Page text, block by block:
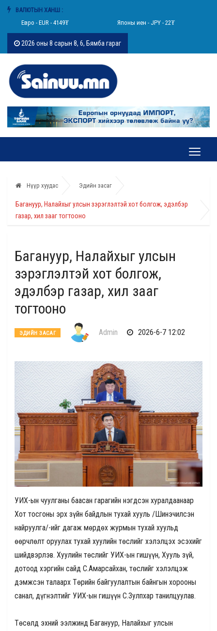
ВАЛЮТЫН ХАНШ :
Евро - EUR - 4149₮
Японы иен - JPY - 22₮
2026 оны 8 сарын 8, 6, Бямба гараг
Нүүр хуудас Эдийн засаг
Багануур, Налайхыг улсын зэрэглэлтэй хот болгож, эдэлбэр
газар, хил зааг тогтооно
Багануур, Налайхыг улсын
зэрэглэлтэй хот болгож,
эдэлбэр газар, хил зааг
тогтооно
ЭДИЙН ЗАСАГ Admin 2026-6-7 12:02
УИХ-ын чуулганы баасан гарагийн нэгдсэн хуралдаанаар
Хот тосгоны эрх зүйн байдлын тухай хууль /Шинэчилсэн
найруулга/-ийг дагаж мөрдөх журмын тухай хуульд
өөрчлөлт оруулах тухай хуулийн төслийг хэлэлцэх эсэхийг
шийдвэрлэв. Хуулийн төслийг УИХ-ын гишүүн, Хууль зүй,
дотоод хэргийн сайд С.Амарсайхан, төслийг хэлэлцэж
дэмжсэн талаарх Төрийн байгуулалтын байнгын хорооны
санал, дүгнэлтийг УИХ-ын гишүүн С.Зулпхар танилцуулав.
Төсөлд эхний ээлжинд Багануур, Налайхыг улсын